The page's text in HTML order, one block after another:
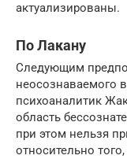
актуализированы.
По Лакану
Следующим
неосознаваемого
психоаналитик
область
при этом нельзя
относительно